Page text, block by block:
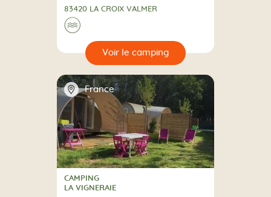
83420 LA CROIX VALMER
Au bord de l'eau
🌊
📍 France
CAMPING
CAMPING
LA VIGNERAIE